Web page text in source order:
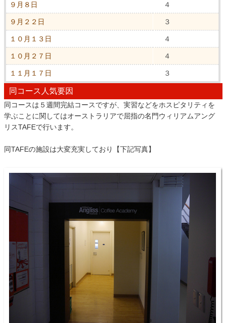
９月８日 ４
９月２２日 ３
１０月１３日 ４
１０月２７日 ４
１１月１７日 ３
同コース人気要因
同コースは５週間完結コースですが、実習などをホスピタリティを
学ぶことに関してはオーストラリアで屈指の名門ウィリアムアング
リスTAFEで行います。
同TAFEの施設は大変充実しており【下記写真】